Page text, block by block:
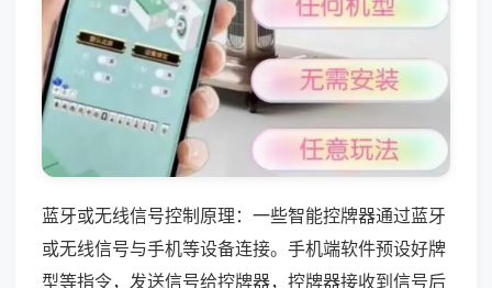
蓝牙或无线信号控制原理：一些智能控牌器通过蓝牙
或无线信号与手机等设备连接。手机端软件预设好牌
型等指令，发送信号给控牌器，控牌器接收到信号后